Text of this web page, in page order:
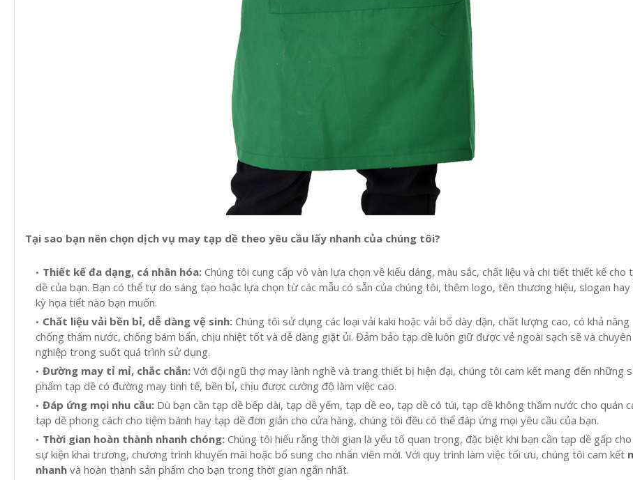
Tại sao bạn nên chọn dịch vụ may tạp dề theo yêu cầu lấy nhanh của chúng tôi?
Thiết kế đa dạng, cá nhân hóa: Chúng tôi cung cấp vô vàn lựa chọn về kiểu dáng, màu sắc, chất liệu và chi tiết thiết kế cho
dề của bạn. Bạn có thể tự do sáng tạo hoặc lựa chọn từ các mẫu có sẵn của chúng tôi, thêm logo, tên thương hiệu, slogan
kỳ họa tiết nào bạn muốn.
Chất liệu vải bền bỉ, dễ dàng vệ sinh: Chúng tôi sử dụng các loại vải kaki hoặc vải bố dày dặn, chất lượng cao, có khả năng
chống thấm nước, chống bám bẩn, chịu nhiệt tốt và dễ dàng giặt ủi. Đảm bảo tạp dề luôn giữ được vẻ ngoài sạch sẽ và chuyên
nghiệp trong suốt quá trình sử dụng.
Đường may tỉ mỉ, chắc chắn: Với đội ngũ thợ may lành nghề và trang thiết bị hiện đại, chúng tôi cam kết mang đến những
phẩm tạp dề có đường may tinh tế, bền bỉ, chịu được cường độ làm việc cao.
Đáp ứng mọi nhu cầu: Dù bạn cần tạp dề bếp dài, tạp dề yếm, tạp dề eo, tạp dề có túi, tạp dề không thấm nước cho quán
tạp dề phong cách cho tiệm bánh hay tạp dề đơn giản cho cửa hàng, chúng tôi đều có thể đáp ứng mọi yêu cầu của bạn.
Thời gian hoàn thành nhanh chóng: Chúng tôi hiểu rằng thời gian là yếu tố quan trọng, đặc biệt khi bạn cần tạp dề gấp
sự kiện khai trương, chương trình khuyến mãi hoặc bổ sung cho nhân viên mới. Với quy trình làm việc tối ưu, chúng tôi cam kết
nhanh và hoàn thành sản phẩm cho bạn trong thời gian ngắn nhất.